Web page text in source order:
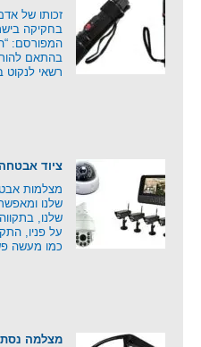
זכותו של
בחקיקה
המפורסם:
בהתאם
רשאי לנקוט
ציוד
מצלמות
שלנו
שלנו, בתקווה
על פניו,
כמו מעשה
מצלמה